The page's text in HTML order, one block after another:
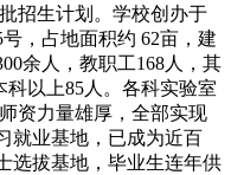
招生计划。学校创办于
，占地面积约 62亩，建
余人，教职工168人，其
科以上85人。各科实验室
资力量雄厚，全部实现
就业基地，已成为近百
选拔基地，毕业生连年供